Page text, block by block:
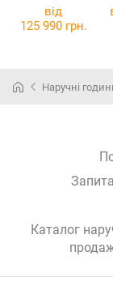
L3.430.4.02.9
від
125 990 грн.
Наручні
Каталог